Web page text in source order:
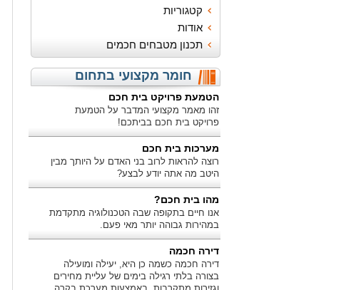
קטגוריות
אודות
תכנון מטבחים חכמים
חומר מקצועי בתחום
הטמעת פרויקט בית חכם
זהו מאמר מקצועי המדבר על הטמעת
פרויקט בית חכם בביתכם!
מערכות בית חכם
רוצה להראות לרוב בני האדם על היותך מבין
היטב מה אתה יודע לבצע?
מהו בית חכם?
אנו חיים בתקופה שבה הטכנולוגיה מתקדמת
במהירות גבוהה יותר מאי פעם.
דירה חכמה
דירה חכמה כשמה כן היא, יעילה ומועילה
בצורה בלתי רגילה בימים של עליית מחירים